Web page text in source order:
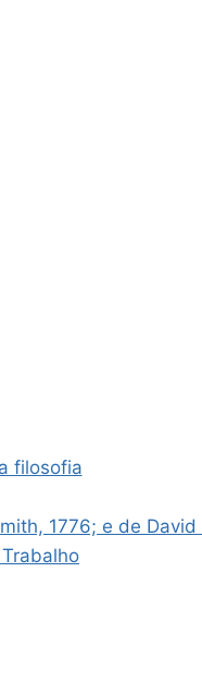
filosofia
1776; e de David